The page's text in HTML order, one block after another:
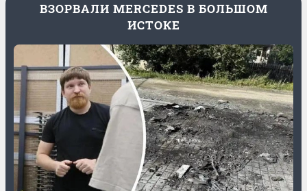
ВЗОРВАЛИ MERCEDES В БОЛЬШОМ
ИСТОКЕ